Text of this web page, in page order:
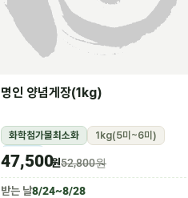
명인 양념게장(1kg)
화학첨가물최소화
1kg(5미~6미)
냉장
47,500원52,800원
받는 날8/24~8/28